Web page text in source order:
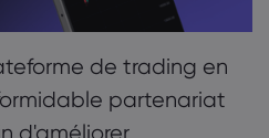
Réclamation
de trading en
partenariat